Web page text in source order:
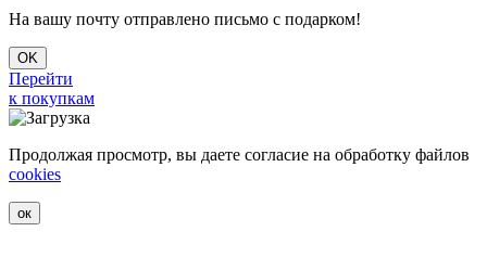
На вашу почту отправлено письмо с подарком!
OK
Перейти
к покупкам
Продолжая просмотр, вы даете согласие на обработку файлов
cookies
ок